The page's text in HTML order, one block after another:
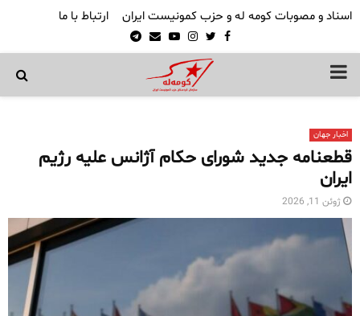
اسناد و مصوبات کومه له و حزب کمونیست ایران ارتباط با ما
Facebook
Twitter
Instagram
Youtube
Email
Telegram
PRIMARY
اخبار جهان
قطعنامه جدید شورای حکام آژانس علیه رژیم
ایران
ژوئن 11, 2026